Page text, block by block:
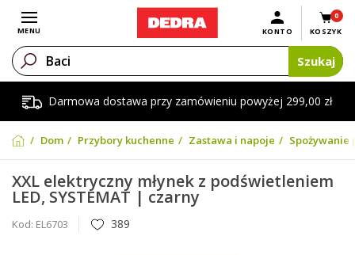
Darmowa dostawa przy zamówieniu powyżej 299,00 zł
Otwórz menu
MENU
0
KOSZYK
KONTO
Szukaj
Dom Przybory kuchenne Zastawa i napoje Spożywanie
XXL elektryczny młynek z podświetleniem
LED, SYSTEMAT | czarny
Kod: EL6703 389